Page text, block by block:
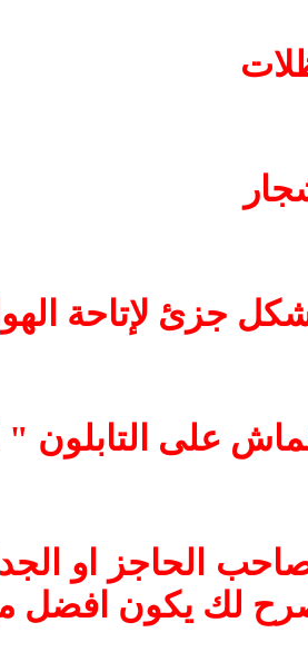
جزئ لإتاحة
على التابلون "
الحاجز او
لك يكون افضل